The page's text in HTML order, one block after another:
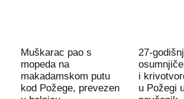
Muškarac pao s
mopeda na
makadamskom putu
kod Požege, prevezen
27-
i
u Požegi